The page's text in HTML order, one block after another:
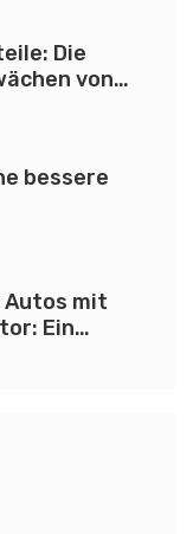
Die
von
bessere
Autos mit
Ein